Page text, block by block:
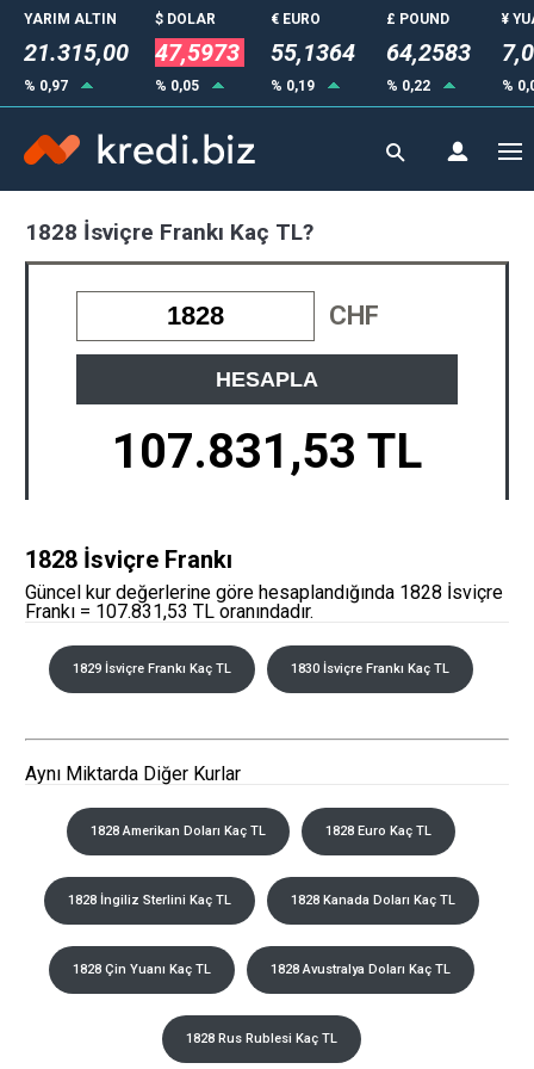
YARIM ALTIN
21.315,00
% 0,97
$ DOLAR
47,5973
% 0,05
€ EURO
55,1364
% 0,19
£ POUND
64,2583
% 0,22
¥
%
1828 İsviçre Frankı Kaç TL?
CHF
HESAPLA
107.831,53 TL
1828 İsviçre Frankı
Güncel kur değerlerine göre hesaplandığında 1828 İsviçre
Frankı = 107.831,53 TL oranındadır.
1829 İsviçre Frankı Kaç TL 1830 İsviçre Frankı Kaç TL
Aynı Miktarda Diğer Kurlar
1828 Amerikan Doları Kaç TL 1828 Euro Kaç TL
1828 İngiliz Sterlini Kaç TL 1828 Kanada Doları Kaç TL
1828 Çin Yuanı Kaç TL 1828 Avustralya Doları Kaç TL
1828 Rus Rublesi Kaç TL